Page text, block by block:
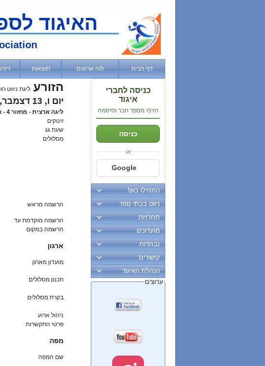
האיגוד
דף הבית לוח ארועים תוצאות
הזורע ליגת ניווט
יום ו, 13 דצמבר, 2019
ליגה ארצית - מחזור 4 - א. החורף יום 1
זינוקים
שעת גג
מסלולים
הרשמה מראש
הרשמה מוקדמת עד
הרשמה במקום
ארגון
מועדון מארגן
תכנון מסלולים
בקרת מסלולים
ניהול ארוע
פרטי התקשרות
מפה
שם המפה
כניסה לחברי
איגוד
הזינ/י מספר חבר וסיסמה
כניסה
או
Google
התחילו כאן!
ניווט בבתי ספר
תחרויות
מועדונים
נבחרות
קישורים
הנהלת האיגוד
ערוצים